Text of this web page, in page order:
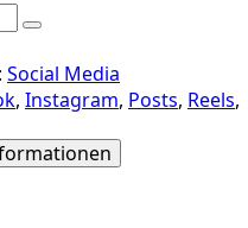
Social Media
, Instagram, Posts, Reels,